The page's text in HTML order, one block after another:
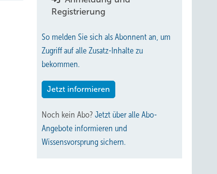
Registrierung
So melden Sie sich als Abonnent an, um
Zugriff auf alle Zusatz-Inhalte zu
bekommen.
Jetzt informieren
Noch kein Abo? Jetzt über alle Abo-
Angebote informieren und
Wissensvorsprung sichern.